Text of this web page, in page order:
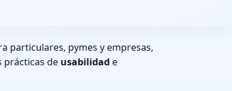
particulares, pymes y empresas,
prácticas de usabilidad e